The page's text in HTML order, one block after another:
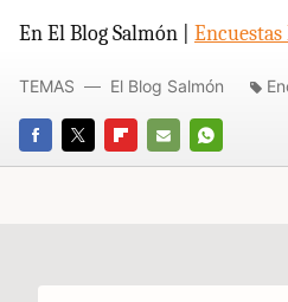
En El Blog Salmón |
FACEBOOK
TWITTERFLIPBOARD
E-
WHATSAPP
TEMAS El Blog Salmón